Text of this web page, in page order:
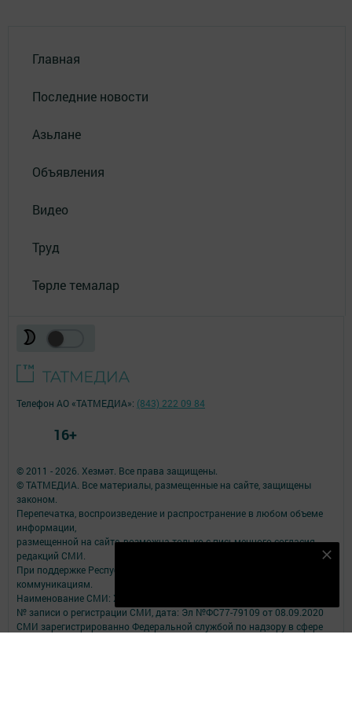
Главная
Последние новости
Азьлане
Объявления
Видео
Труд
Төрле темалар
© 2011 - 2026. Хезмәт. Все права защищены.
© ТАТМЕДИА. Все материалы, размещенные на сайте, защищены
законом.
Перепечатка, воспроизведение и распространение в любом объеме
информации,
размещенной на сайте, возможна только с письменного согласия
редакций СМИ.
При поддержке Республиканского агентства по печати и массовым
коммуникациям.
Наименование СМИ: Хезмәт
№ записи о регистрации СМИ, дата: Эл №ФС77-79109 от 08.09.2020
СМИ зарегистрированно Федеральной службой по надзору в сфере
Телефон АО «ТАТМЕДИА»: (843) 222 09 84
16+